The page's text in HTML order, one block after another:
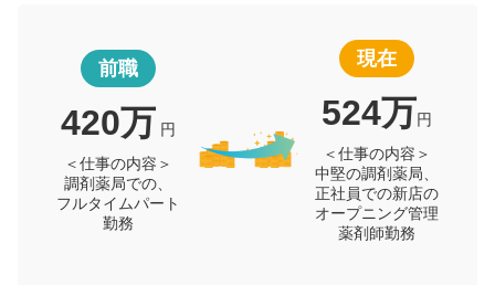
前職
420万 円
＜仕事の内容＞
調剤薬局での、
フルタイムパート
勤務
現在
524万円
＜仕事の内容＞
中堅の調剤薬局、
正社員での新店の
オープニング管理
薬剤師勤務